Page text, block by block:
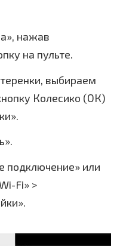
нажав
на пульте.
выбираем
Колесико (ОК)
подключение» или
Fi» >